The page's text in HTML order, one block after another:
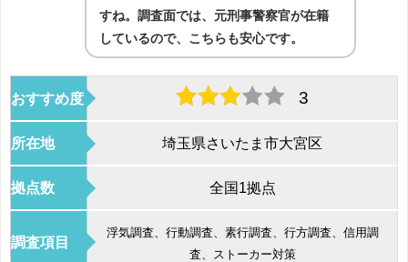
すね。調査面では、元刑事警察官が在籍
しているので、こちらも安心です。
おすすめ度 3
所在地 埼玉県さいたま市大宮区
拠点数 全国1拠点
調査項目
浮気調査、行動調査、素行調査、行方調査、信用調
査、ストーカー対策